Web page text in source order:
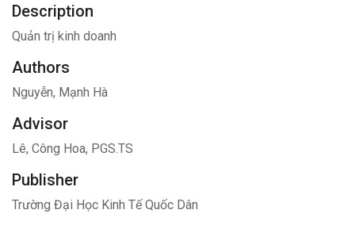
Description
Quản trị kinh doanh
Authors
Nguyễn, Mạnh Hà
Advisor
Lê, Công Hoa, PGS.TS
Publisher
Trường Đại Học Kinh Tế Quốc Dân